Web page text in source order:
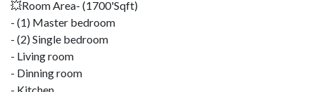
💥Room Area- (1700'Sqft)
- (1) Master bedroom
- (2) Single bedroom
- Living room
- Dinning room
- Kitchen